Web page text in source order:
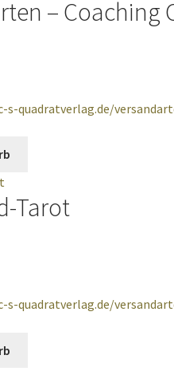
– Coaching
s-quadratverlag.de/
Tarot
s-quadratverlag.de/